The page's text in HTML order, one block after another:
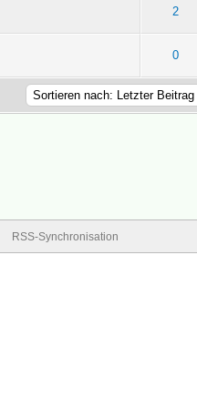
2
0
RSS-Synchronisation